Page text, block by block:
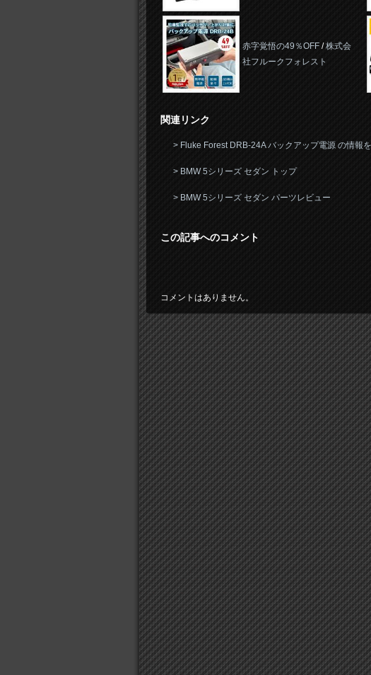
赤字覚悟の49％OFF /株式会
社フルークフォレスト
関連リンク
> Fluke Forest DRB-24A バックアップ電源 の情報
> BMW 5シリーズ セダン トップ
> BMW 5シリーズ セダン パーツレビュー
この記事へのコメント
コメントはありません。